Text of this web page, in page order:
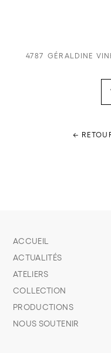
4787 GÉRALDINE
←
ACCUEIL
ACTUALITÉS
ATELIERS
COLLECTION
PRODUCTIONS
NOUS SOUTENIR